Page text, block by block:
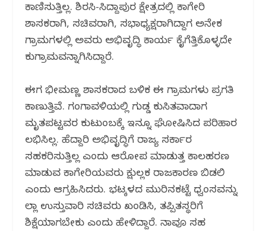
ಕಾಣಿಸುತ್ತಿಲ್ಲ. ಶಿರಸಿ-ಸಿದ್ದಾಪುರ ಕ್ಷೇತ್ರದಲ್ಲಿ ಕಾಗೇರಿ
ಶಾಸಕರಾಗಿ, ಸಚಿವರಾಗಿ, ಸಭಾಧ್ಯಕ್ಷರಾಗಿದ್ದಾಗ ಅನೇಕ
ಗ್ರಾಮಗಳಲ್ಲಿ ಅವರು ಅಭಿವೃದ್ಧಿ ಕಾರ್ಯ ಕೈಗೆತ್ತಿಕೊಳ್ಳದೇ
ಕುಗ್ರಾಮವನ್ನಾಗಿಸಿದ್ದಾರೆ.
ಈಗ ಭೀಮಣ್ಣ ಶಾಸಕರಾದ ಬಳಿಕ ಈ ಗ್ರಾಮಗಳು ಪ್ರಗತಿ
ಕಾಣುತ್ತಿವೆ. ಗಂಗಾವಳಿಯಲ್ಲಿ ಗುಡ್ಡ ಕುಸಿತವಾದಾಗ
ಮೃತಪಟ್ಟವರ ಕುಟುಂಬಕ್ಕೆ ಇನ್ನೂ ಘೋಷಿಸಿದ ಪರಿಹಾರ
ಲಭಿಸಿಲ್ಲ. ಹೆದ್ದಾರಿ ಅಭಿವೃದ್ಧಿಗೆ ರಾಜ್ಯ ಸರ್ಕಾರ
ಸಹಕರಿಸುತ್ತಿಲ್ಲ ಎಂದು ಆರೋಪ ಮಾಡುತ್ತ ಕಾಲಹರಣ
ಮಾಡುವ ಕಾಗೇರಿಯವರು ಕ್ಷುಲ್ಲಕ ರಾಜಕಾರಣ ಬಿಡಲಿ
ಎಂದು ಆಗ್ರಹಿಸಿದರು. ಭಟ್ಕಳದ ಮುರಿನಕಟ್ಟೆ ಧ್ವಂಸವನ್ನು
ಜಿಲ್ಲಾ ಉಸ್ತುವಾರಿ ಸಚಿವರು ಖಂಡಿಸಿ, ತಪ್ಪಿತಸ್ಥರಿಗೆ
ಶಿಕ್ಷೆಯಾಗಬೇಕು ಎಂದು ಹೇಳಿದ್ದಾರೆ. ನಾವೂ ಸಹ